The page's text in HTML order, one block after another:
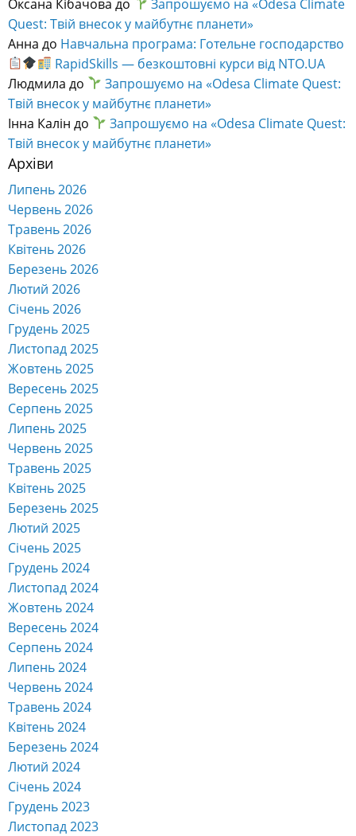
Оксана Кібачова до
Запрошуємо на «Odesa Climate
Quest: Твій внесок у майбутнє планети»
Анна до Навчальна програма: Готельне господарство
RapidSkills — безкоштовні курси від NTO.UA
Людмила до
Запрошуємо на «Odesa Climate Quest:
Твій внесок у майбутнє планети»
Інна Калін до
Запрошуємо на «Odesa Climate Quest:
Твій внесок у майбутнє планети»
Архіви
Липень 2026
Червень 2026
Травень 2026
Квітень 2026
Березень 2026
Лютий 2026
Січень 2026
Грудень 2025
Листопад 2025
Жовтень 2025
Вересень 2025
Серпень 2025
Липень 2025
Червень 2025
Травень 2025
Квітень 2025
Березень 2025
Лютий 2025
Січень 2025
Грудень 2024
Листопад 2024
Жовтень 2024
Вересень 2024
Серпень 2024
Липень 2024
Червень 2024
Травень 2024
Квітень 2024
Березень 2024
Лютий 2024
Січень 2024
Грудень 2023
Листопад 2023